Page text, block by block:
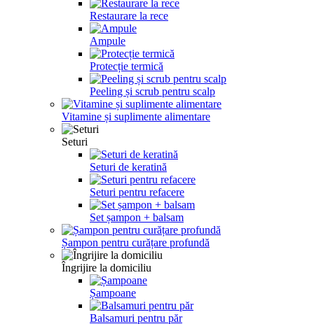
Restaurare la rece
Ampule
Protecție termică
Peeling și scrub pentru scalp
Vitamine și suplimente alimentare
Seturi
Seturi de keratină
Seturi pentru refacere
Set șampon + balsam
Șampon pentru curățare profundă
Îngrijire la domiciliu
Șampoane
Balsamuri pentru păr